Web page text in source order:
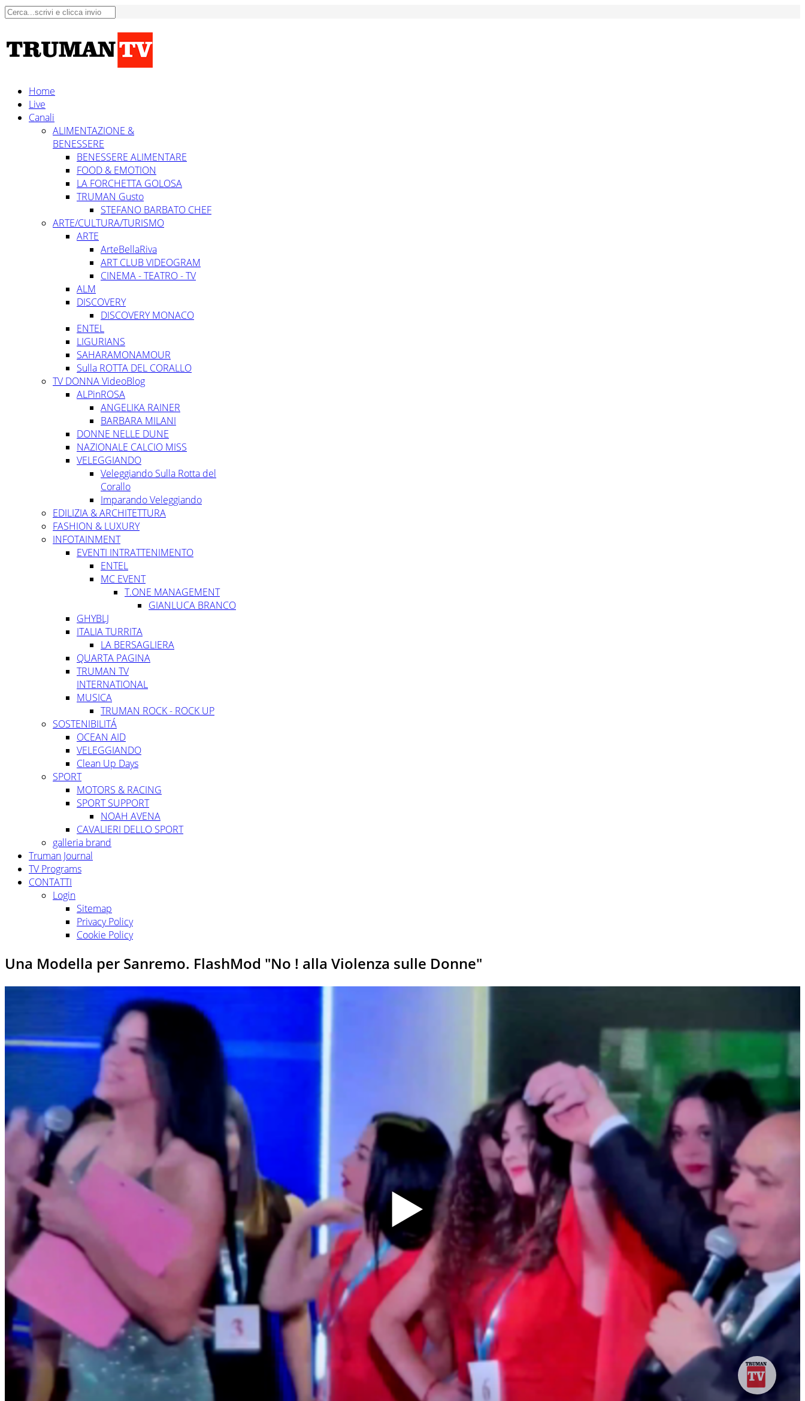
Home
Live
Canali
ALIMENTAZIONE &
BENESSERE
BENESSERE ALIMENTARE
FOOD & EMOTION
LA FORCHETTA GOLOSA
TRUMAN Gusto
STEFANO BARBATO CHEF
ARTE/CULTURA/TURISMO
ARTE
ArteBellaRiva
ART CLUB VIDEOGRAM
CINEMA - TEATRO - TV
ALM
DISCOVERY
DISCOVERY MONACO
ENTEL
LIGURIANS
SAHARAMONAMOUR
Sulla ROTTA DEL CORALLO
TV DONNA VideoBlog
ALPinROSA
ANGELIKA RAINER
BARBARA MILANI
DONNE NELLE DUNE
NAZIONALE CALCIO MISS
VELEGGIANDO
Veleggiando Sulla Rotta del
Corallo
Imparando Veleggiando
EDILIZIA & ARCHITETTURA
FASHION & LUXURY
INFOTAINMENT
EVENTI INTRATTENIMENTO
ENTEL
MC EVENT
T.ONE MANAGEMENT
GIANLUCA BRANCO
GHYBLJ
ITALIA TURRITA
LA BERSAGLIERA
QUARTA PAGINA
TRUMAN TV
INTERNATIONAL
MUSICA
TRUMAN ROCK - ROCK UP
SOSTENIBILITÁ
OCEAN AID
VELEGGIANDO
Clean Up Days
SPORT
MOTORS & RACING
SPORT SUPPORT
NOAH AVENA
CAVALIERI DELLO SPORT
galleria brand
Truman Journal
TV Programs
CONTATTI
Login
Sitemap
Privacy Policy
Cookie Policy
Una Modella per Sanremo. FlashMod "No ! alla Violenza sulle Donne"